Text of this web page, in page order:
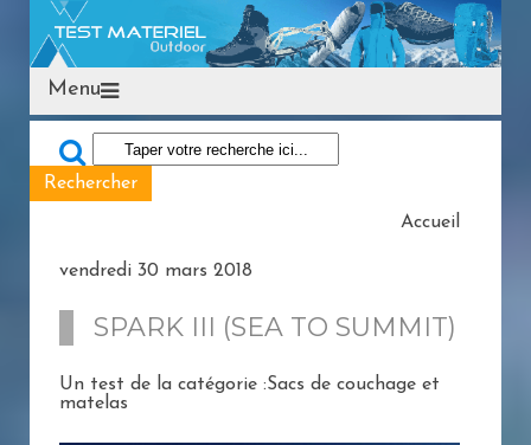
Menu
Accueil
vendredi 30 mars 2018
SPARK III (SEA TO SUMMIT)
Un test de la catégorie :Sacs de couchage et
matelas